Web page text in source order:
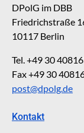
DPolG im DBB
Friedrichstraße
10117 Berlin
Tel. +49 30
Fax +49 30
post@dpolg.de
Kontakt